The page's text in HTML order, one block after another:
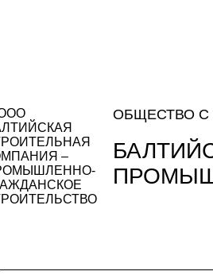
ОБЩЕСТВО С